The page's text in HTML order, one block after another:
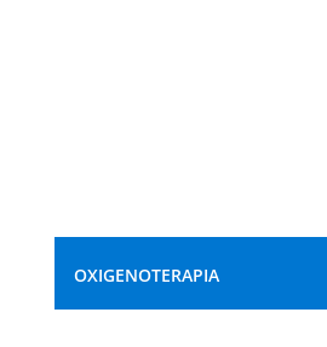
OXIGENOTERAPIA